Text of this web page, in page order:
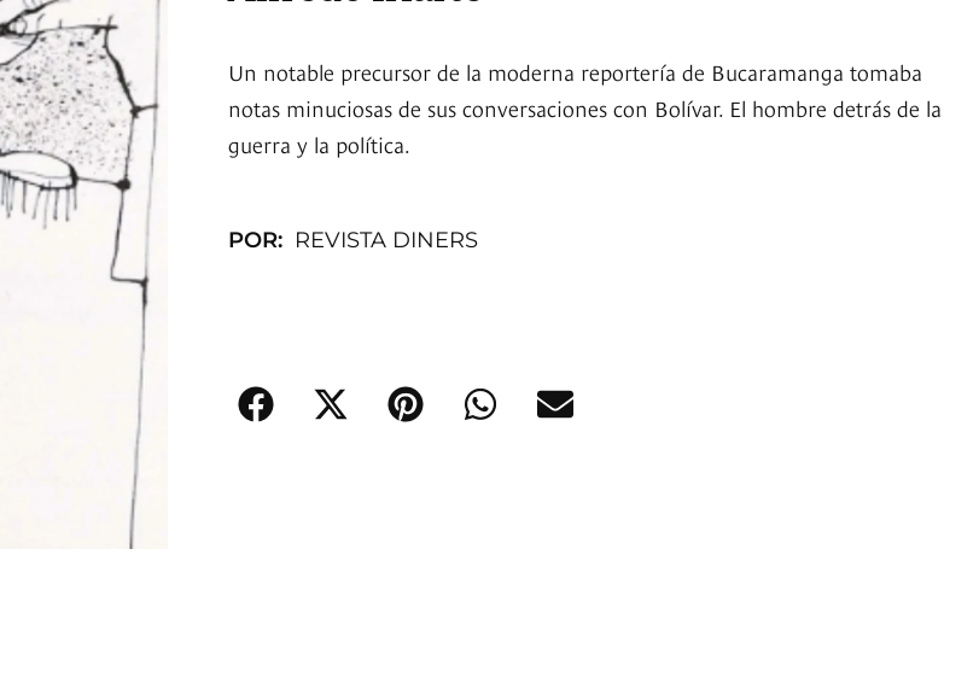
Un notable precursor de la moderna reportería de Bucaramanga tomaba
notas minuciosas de sus conversaciones con Bolívar. El hombre detrás de la
guerra y la política.
POR: REVISTA DINERS